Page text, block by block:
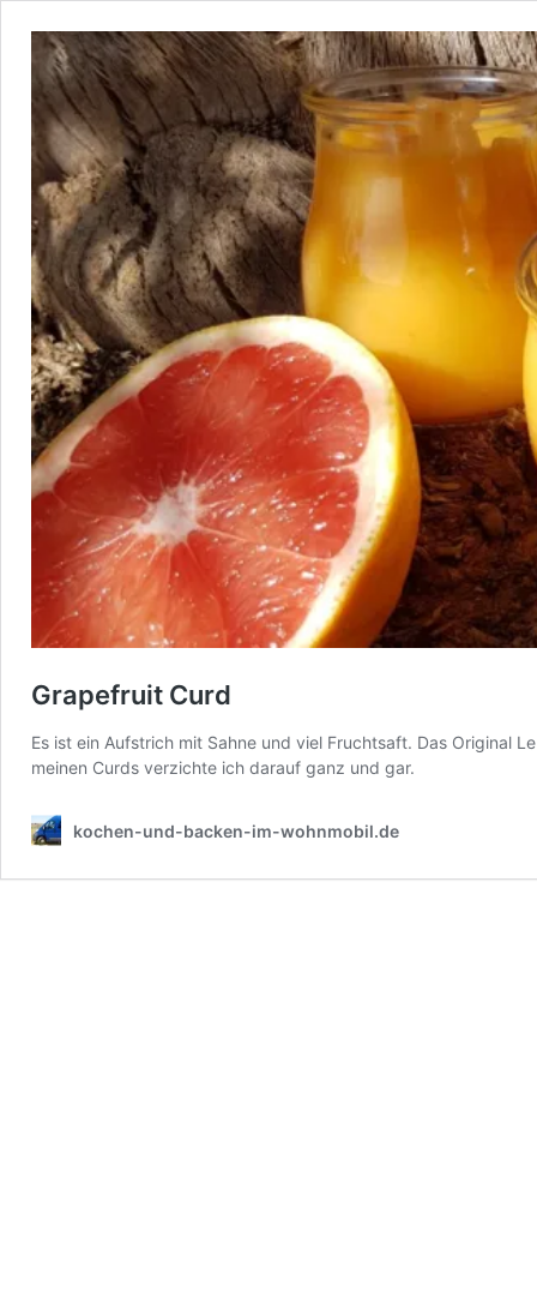
Grapefruit Curd
Es ist ein Aufstrich mit Sahne und viel Fruchtsaft. Das Original
meinen Curds verzichte ich darauf ganz und gar.
kochen-und-backen-im-wohnmobil.de